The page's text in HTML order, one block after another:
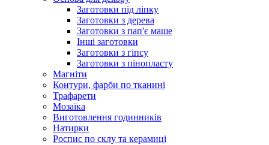
Заготовки під ліпку
Заготовки з дерева
Заготовки з пап'є маше
Інші заготовки
Заготовки з гіпсу
Заготовки з пінопласту
Магніти
Контури, фарби по тканині
Трафарети
Мозаїка
Виготовлення годинників
Натирки
Роспис по склу та керамиці